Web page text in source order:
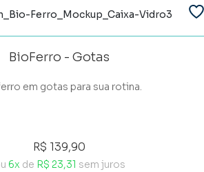
BioFerro - Gotas
em gotas para sua rotina.
R$ 139,90
6x de R$ 23,31 sem juros